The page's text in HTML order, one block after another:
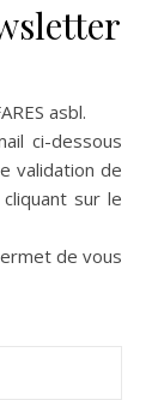
asbl.
ci-dessous
validation de
sur le
de vous